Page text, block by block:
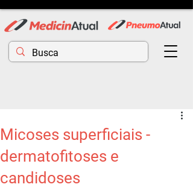
Micoses superficiais -
dermatofitoses e
candidoses